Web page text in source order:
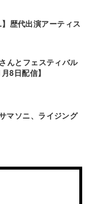
歴代出演アーティス
んとフェスティバル
8日配信】
マソニ、ライジング